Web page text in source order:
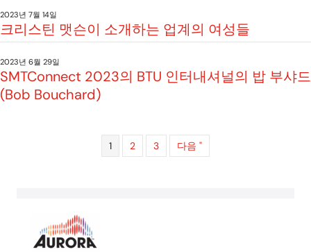
2023년 7월 14일
크리스틴 맷슨이 소개하는 업계의 여성들
2023년 6월 29일
SMTConnect 2023의 BTU 인터내셔널의 밥 부샤드
(Bob Bouchard)
1 2 3 다음 "